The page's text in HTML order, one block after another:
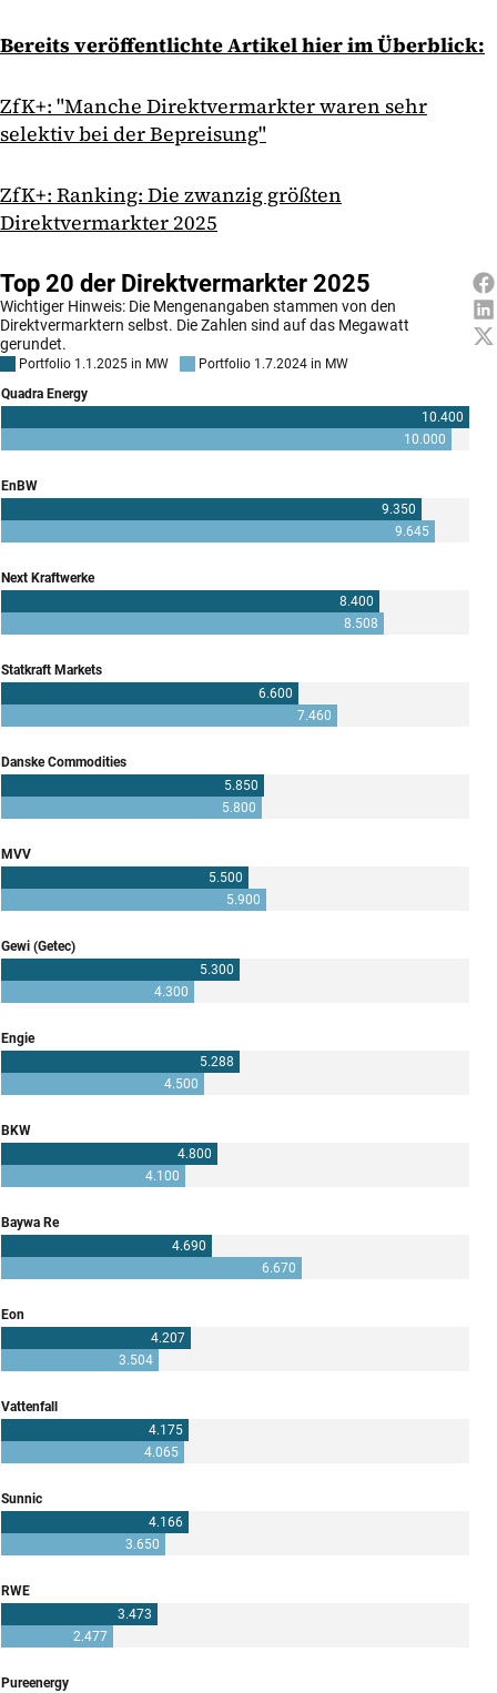
Bereits veröffentlichte Artikel hier im Überblick:
ZfK+: "Manche Direktvermarkter waren sehr
selektiv bei der Bepreisung"
ZfK+: Ranking: Die zwanzig größten
Direktvermarkter 2025